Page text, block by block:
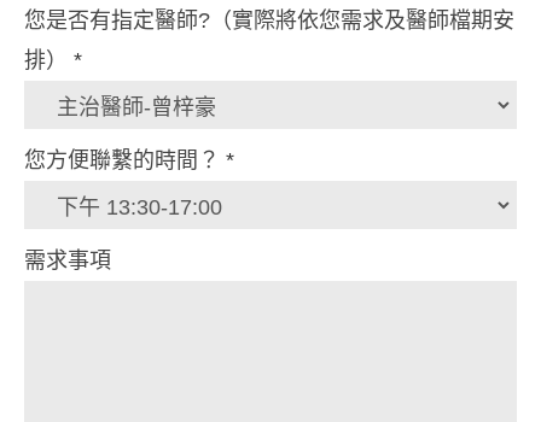
詢
療
您是否有指定醫師?（實際將依您需求及醫師檔期安
排） *
您方便聯繫的時間？ *
需求事項